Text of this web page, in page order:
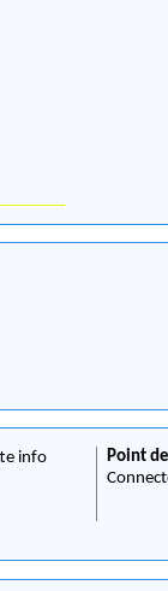
info
Point